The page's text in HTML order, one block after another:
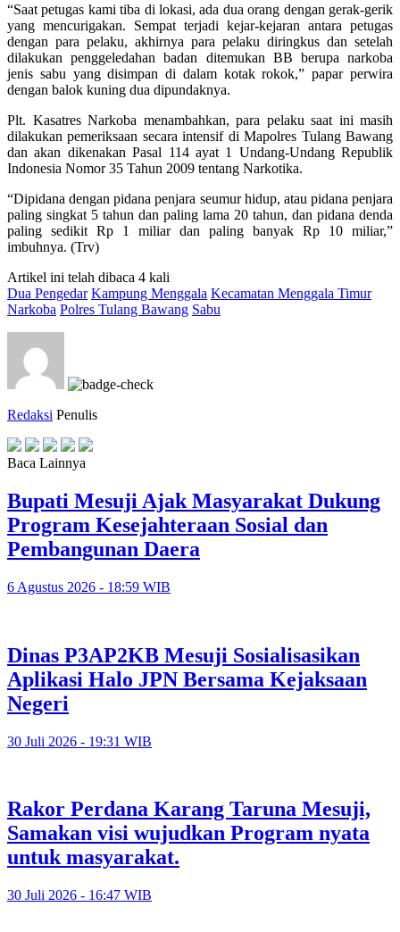
“Saat petugas kami tiba di lokasi, ada dua orang dengan gerak-gerik
yang mencurigakan. Sempat terjadi kejar-kejaran antara petugas
dengan para pelaku, akhirnya para pelaku diringkus dan setelah
dilakukan penggeledahan badan ditemukan BB berupa narkoba
jenis sabu yang disimpan di dalam kotak rokok,” papar perwira
dengan balok kuning dua dipundaknya.
Plt. Kasatres Narkoba menambahkan, para pelaku saat ini masih
dilakukan pemeriksaan secara intensif di Mapolres Tulang Bawang
dan akan dikenakan Pasal 114 ayat 1 Undang-Undang Republik
Indonesia Nomor 35 Tahun 2009 tentang Narkotika.
“Dipidana dengan pidana penjara seumur hidup, atau pidana penjara
paling singkat 5 tahun dan paling lama 20 tahun, dan pidana denda
paling sedikit Rp 1 miliar dan paling banyak Rp 10 miliar,”
imbuhnya. (Trv)
Artikel ini telah dibaca 4 kali
Dua Pengedar Kampung Menggala Kecamatan Menggala Timur
Narkoba Polres Tulang Bawang Sabu
Redaksi Penulis
Baca Lainnya
Bupati Mesuji Ajak Masyarakat Dukung
Program Kesejahteraan Sosial dan
Pembangunan Daera
6 Agustus 2026 - 18:59 WIB
Dinas P3AP2KB Mesuji Sosialisasikan
Aplikasi Halo JPN Bersama Kejaksaan
Negeri
30 Juli 2026 - 19:31 WIB
Rakor Perdana Karang Taruna Mesuji,
Samakan visi wujudkan Program nyata
untuk masyarakat.
30 Juli 2026 - 16:47 WIB